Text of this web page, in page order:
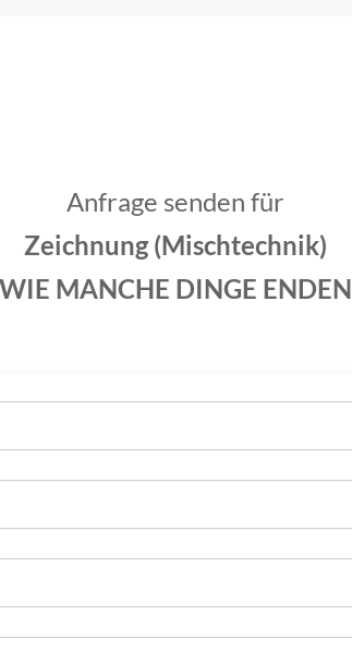
Anfrage senden für
Zeichnung (Mischtechnik)
WIE MANCHE DINGE ENDEN